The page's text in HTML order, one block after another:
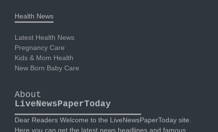
Health News
Latest Health News
Pregnancy Care
Kids & Mom Health
New Born Baby Care
About
LiveNewsPaperToday
Dear Readers Welcome to the LiveNewsPaperToday site.
Here you can get the latest news headlines and famous